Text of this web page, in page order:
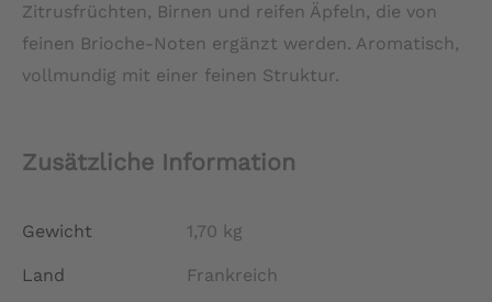
Zitrusfrüchten, Birnen und reifen Äpfeln, die von
feinen Brioche-Noten ergänzt werden. Aromatisch,
vollmundig mit einer feinen Struktur.
Zusätzliche Information
Gewicht 1,70 kg
Land Frankreich